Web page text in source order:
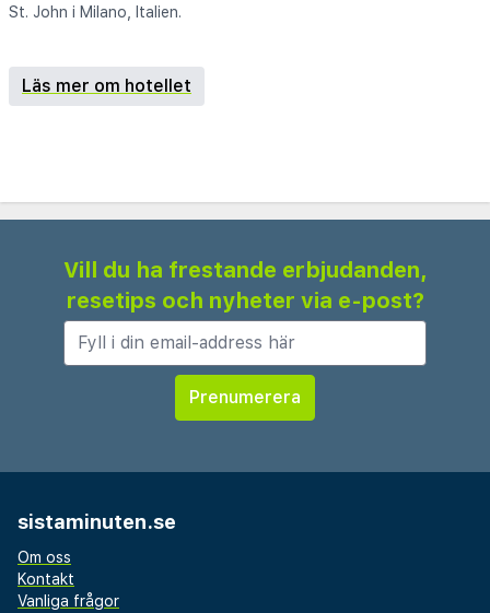
St. John i Milano, Italien.
Läs mer om hotellet
Vill du ha frestande erbjudanden,
resetips och nyheter via e-post?
sistaminuten.se
Om oss
Kontakt
Vanliga frågor